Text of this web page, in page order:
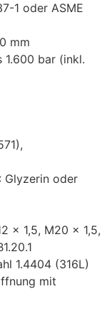
1 oder ASME
mm
bar (inkl.
Glyzerin oder
x 1,5, M20 x 1,5,
1.4404 (316L)
mit